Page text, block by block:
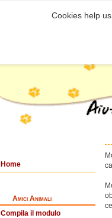
Cookies help
Home
Amici Animali
Compila il modulo